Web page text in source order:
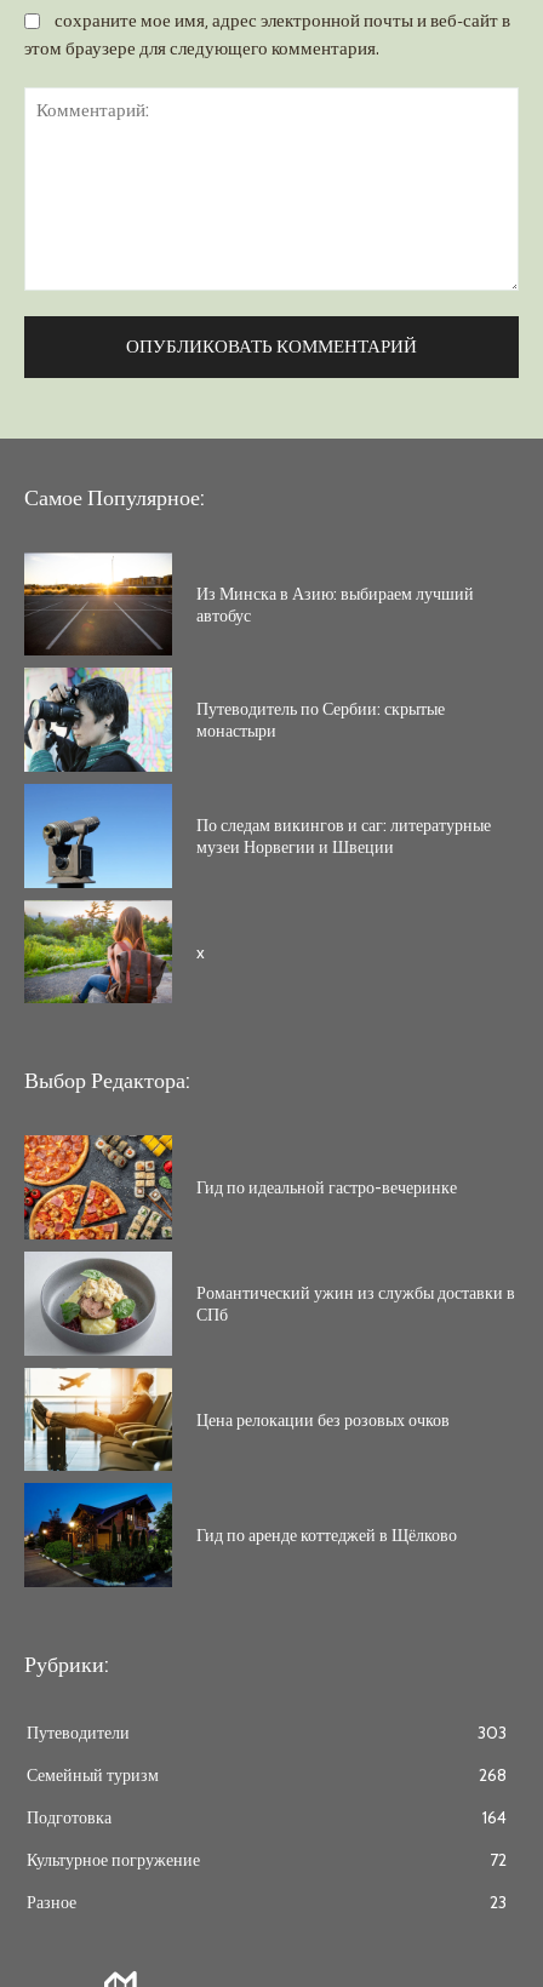
сохраните мое имя, адрес электронной почты и веб-сайт в
этом браузере для следующего комментария.
Самое Популярное:
Из Минска в Азию: выбираем лучший
автобус
Путеводитель по Сербии: скрытые
монастыри
По следам викингов и саг: литературные
музеи Норвегии и Швеции
x
Выбор Редактора:
Гид по идеальной гастро-вечеринке
Романтический ужин из службы доставки в
СПб
Цена релокации без розовых очков
Гид по аренде коттеджей в Щёлково
Рубрики:
Путеводители
303
Семейный туризм
268
Подготовка
164
Культурное погружение
72
Разное
23